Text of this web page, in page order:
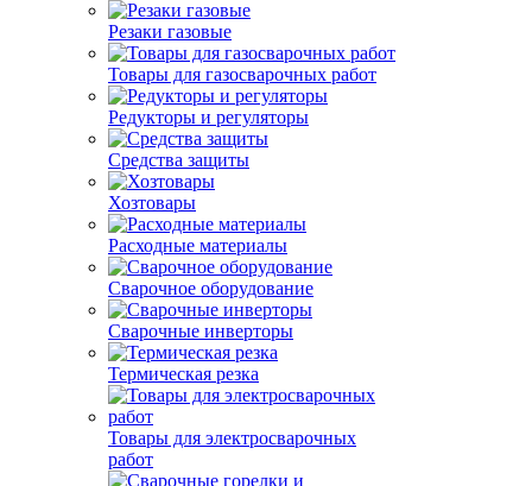
Резаки газовые
Товары для газосварочных работ
Редукторы и регуляторы
Средства защиты
Хозтовары
Расходные материалы
Сварочное оборудование
Сварочные инверторы
Термическая резка
Товары для электросварочных
работ